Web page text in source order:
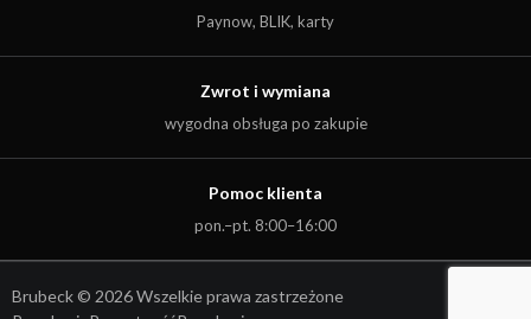
Paynow, BLIK, karty
Zwrot i wymiana
wygodna obsługa po zakupie
Pomoc klienta
pon.–pt. 8:00–16:00
Brubeck © 2026 Wszelkie prawa zastrzeżone